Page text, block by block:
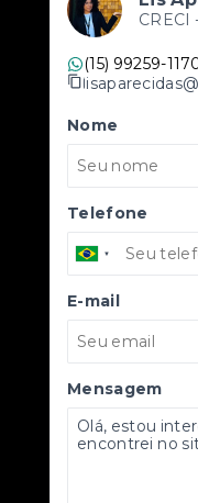
CRECI
(15) 99259-
Nome
Telefone
E-mail
Mensagem